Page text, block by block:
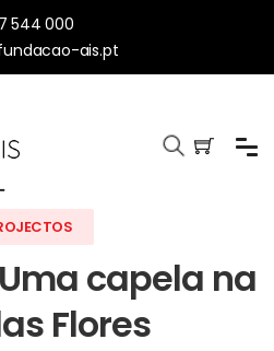
544 000
ais.pt
Uma capela na
Flores